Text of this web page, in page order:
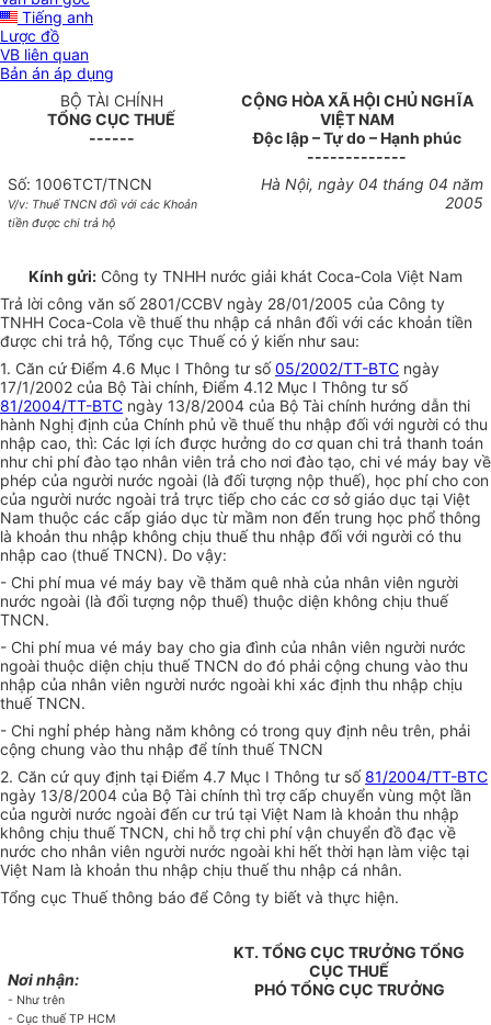
Tiếng anh
Lược đồ
VB liên quan
Bản án áp dụng
BỘ TÀI CHÍNH
TỔNG CỤC THUẾ
------
CỘNG HÒA XÃ HỘI CHỦ NGHĨA
VIỆT NAM
Độc lập – Tự do – Hạnh phúc
-------------
Số: 1006TCT/TNCN
V/v: Thuế TNCN đối với các Khoản
tiền được chi trả hộ
Hà Nội, ngày 04 tháng 04 năm
2005
Kính gửi: Công ty TNHH nước giải khát Coca-Cola Việt Nam
Trả lời công văn số 2801/CCBV ngày 28/01/2005 của Công ty
TNHH Coca-Cola về thuế thu nhập cá nhân đối với các khoản tiền
được chi trả hộ, Tổng cục Thuế có ý kiến như sau:
1. Căn cứ Điểm 4.6 Mục I Thông tư số05/2002/TT-BTC ngày
17/1/2002 của Bộ Tài chính, Điểm 4.12 Mục I Thông tư số
81/2004/TT-BTC ngày 13/8/2004 của Bộ Tài chính hướng dẫn thi
hành Nghị định của Chính phủ về thuế thu nhập đối với người có thu
nhập cao, thì: Các lợi ích được hưởng do cơ quan chi trả thanh toán
như chi phí đào tạo nhân viên trả cho nơi đào tạo, chi vé máy bay về
phép của người nước ngoài (là đối tượng nộp thuế), học phí cho con
của người nước ngoài trả trực tiếp cho các cơ sở giáo dục tại Việt
Nam thuộc các cấp giáo dục từ mầm non đến trung học phổ thông
là khoản thu nhập không chịu thuế thu nhập đối với người có thu
nhập cao (thuế TNCN). Do vậy:
- Chi phí mua vé máy bay về thăm quê nhà của nhân viên người
nước ngoài (là đối tượng nộp thuế) thuộc diện không chịu thuế
TNCN.
- Chi phí mua vé máy bay cho gia đình của nhân viên người nước
ngoài thuộc diện chịu thuế TNCN do đó phải cộng chung vào thu
nhập của nhân viên người nước ngoài khi xác định thu nhập chịu
thuế TNCN.
- Chi nghỉ phép hàng năm không có trong quy định nêu trên, phải
cộng chung vào thu nhập để tính thuế TNCN
2. Căn cứ quy định tại Điểm 4.7 Mục I Thông tư số81/2004/TT-BTC
ngày 13/8/2004 của Bộ Tài chính thì trợ cấp chuyển vùng một lần
của người nước ngoài đến cư trú tại Việt Nam là khoản thu nhập
không chịu thuế TNCN, chi hỗ trợ chi phí vận chuyển đồ đạc về
nước cho nhân viên người nước ngoài khi hết thời hạn làm việc tại
Việt Nam là khoản thu nhập chịu thuế thu nhập cá nhân.
Tổng cục Thuế thông báo để Công ty biết và thực hiện.
Nơi nhận:
- Như trên
- Cục thuế TP HCM
KT. TỔNG CỤC TRƯỞNG TỔNG
CỤC THUẾ
PHÓ TỔNG CỤC TRƯỞNG